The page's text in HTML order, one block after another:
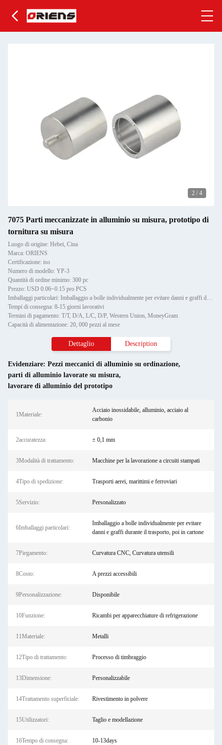
2 / 4
7075 Parti meccanizzate in alluminio su misura, prototipo di
tornitura su misura
Luogo di origine: Hebei, Cina
Marca: ORIENS
Certificazione: iso
Numero di modello: YP-3
Quantità di ordine minimo: 300 pc
Prezzo: USD 0.06~0.15 pro PCS
Imballaggi particolari: Imballaggio a bolle individualmente per evitare danni e graffi durante il trasporto, poi in cartone
Tempi di consegna: 8-15 giorni lavorativi
Termini di pagamento: T/T, D/A, L/C, D/P, Western Union, MoneyGram
Capacità di alimentazione: 20, 000 pezzi al mese
Dettaglio Description
Evidenziare: Pezzi meccanici di alluminio su ordinazione,
parti di alluminio lavorate su misura,
lavorare di alluminio del prototipo
1Materiale:
Acciaio inossidabile, alluminio, acciaio al
carbonio
2accuratezza: ± 0,1 mm
3Modalità di trattamento: Macchine per la lavorazione a circuiti stampati
4Tipo di spedizione: Trasporti aerei, marittimi e ferroviari
5Servizio: Personalizzato
6Imballaggi particolari:
Imballaggio a bolle individualmente per evitare
danni e graffi durante il trasporto, poi in cartone
7Piegamento: Curvatura CNC, Curvatura utensili
8Costo: A prezzi accessibili
9Personalizzazione: Disponibile
10Funzione: Ricambi per apparecchiature di refrigerazione
11Materiale: Metalli
12Tipo di trattamento: Processo di timbraggio
13Dimensione: Personalizzabile
14Trattamento superficiale: Rivestimento in polvere
15Utilizzatori: Taglio e modellazione
16Tempo di consegna: 10-13days